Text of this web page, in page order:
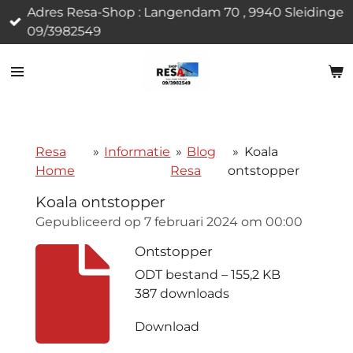
Ga
direct
de
Adres Resa-Shop : Langendam 70 , 9940 Sleidinge
09/3982549
Resa
Home
» Informatie » Blog
Resa
» Koala
ontstopper
Koala ontstopper
Gepubliceerd op 7 februari 2024 om 00:00
Ontstopper
ODT bestand – 155,2 KB
387 downloads
Download